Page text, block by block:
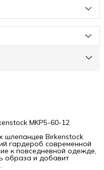
MKP5-60-12
шлепанцев Birkenstock
гардероб современной
к повседневной одежде,
образа и добавит